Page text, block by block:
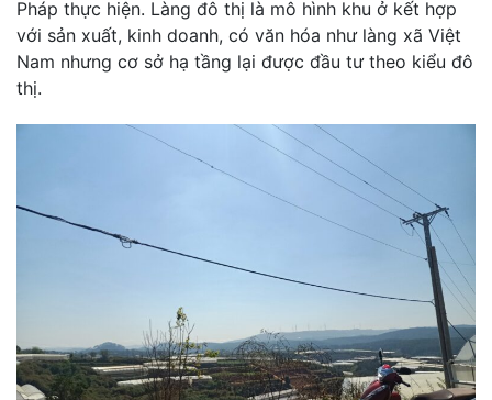
Pháp thực hiện. Làng đô thị là mô hình khu ở kết hợp
với sản xuất, kinh doanh, có văn hóa như làng xã Việt
Nam nhưng cơ sở hạ tầng lại được đầu tư theo kiểu đô
thị.